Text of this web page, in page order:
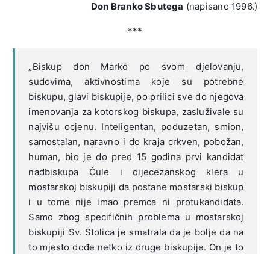
Don Branko Sbutega (napisano 1996.)
***
„Biskup don Marko po svom djelovanju,
sudovima, aktivnostima koje su potrebne
biskupu, glavi biskupije, po prilici sve do njegova
imenovanja za kotorskog biskupa, zasluživale su
najvišu ocjenu. Inteligentan, poduzetan, smion,
samostalan, naravno i do kraja crkven, pobožan,
human, bio je do pred 15 godina prvi kandidat
nadbiskupa Čule i dijecezanskog klera u
mostarskoj biskupiji da postane mostarski biskup
i u tome nije imao premca ni protukandidata.
Samo zbog specifičnih problema u mostarskoj
biskupiji Sv. Stolica je smatrala da je bolje da na
to mjesto dođe netko iz druge biskupije. On je to